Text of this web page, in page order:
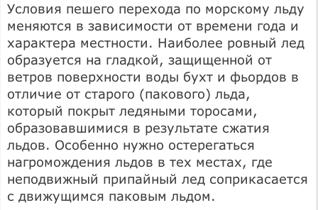
Условия пешего перехода по морскому льду
меняются в зависимости от времени года и
характера местности. Наиболее ровный лед
образуется на гладкой, защищенной от
ветров поверхности воды бухт и фьордов в
отличие от старого (пакового) льда,
который покрыт ледяными торосами,
образовавшимися в результате сжатия
льдов. Особенно нужно остерегаться
нагромождения льдов в тех местах, где
неподвижный припайный лед соприкасается
с движущимся паковым льдом.